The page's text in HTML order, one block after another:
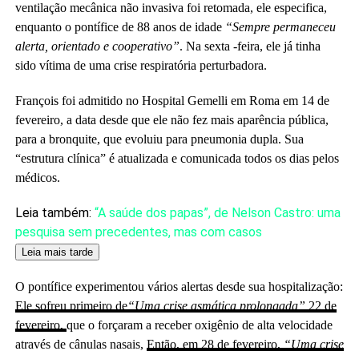
ventilação mecânica não invasiva foi retomada, ele especifica,
enquanto o pontífice de 88 anos de idade “Sempre permaneceu
alerta, orientado e cooperativo”. Na sexta -feira, ele já tinha
sido vítima de uma crise respiratória perturbadora.
François foi admitido no Hospital Gemelli em Roma em 14 de
fevereiro, a data desde que ele não fez mais aparência pública,
para a bronquite, que evoluiu para pneumonia dupla. Sua
“estrutura clínica” é atualizada e comunicada todos os dias pelos
médicos.
Leia também: Artigo
reservado
para
assinantes
“A saúde dos papas”, de Nelson Castro: uma
pesquisa sem precedentes, mas com casos
Leia mais tarde
O pontífice experimentou vários alertas desde sua hospitalização:
Ele sofreu primeiro de“Uma crise asmática prolongada”22 de
fevereiro,que o forçaram a receber oxigênio de alta velocidade
através de cânulas nasais, Então, em 28 de fevereiro,“Uma crise